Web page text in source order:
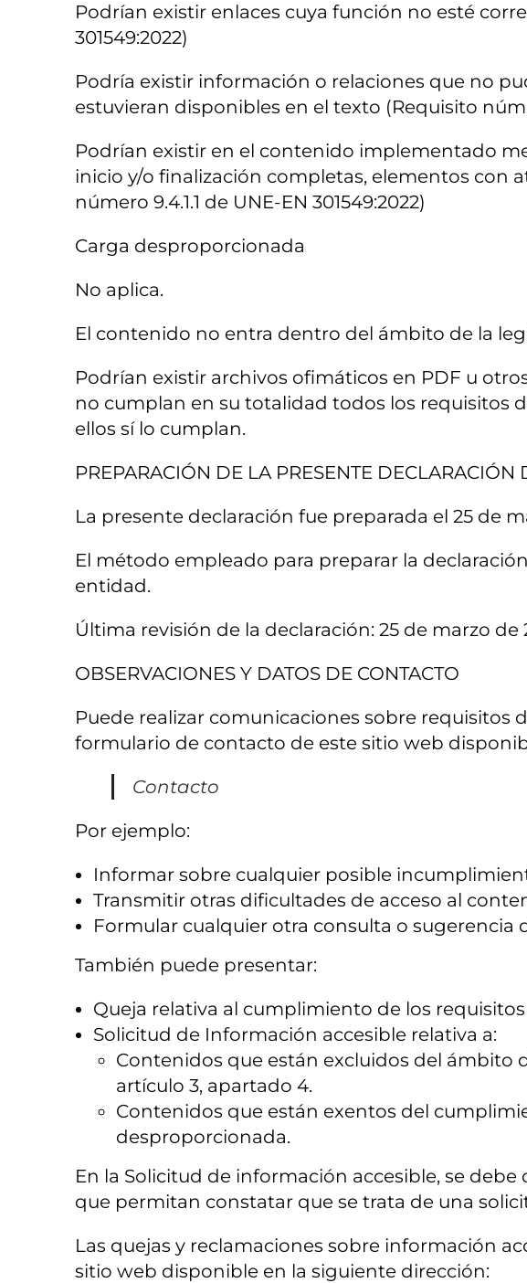
Podrían existir enlaces cuya función no esté
301549:2022)
Podría existir información o relaciones que no
estuvieran disponibles en el texto (Requisito
Podrían existir en el contenido implementado
inicio y/o finalización completas, elementos con
número 9.4.1.1 de UNE-EN 301549:2022)
Carga desproporcionada
No aplica.
El contenido no entra dentro del ámbito de la
Podrían existir archivos ofimáticos en PDF u
no cumplan en su totalidad todos los requisitos
ellos sí lo cumplan.
PREPARACIÓN DE LA PRESENTE DECLARACIÓN
La presente declaración fue preparada el 25 de
El método empleado para preparar la
entidad.
Última revisión de la declaración: 25 de marzo de
OBSERVACIONES Y DATOS DE CONTACTO
Puede realizar comunicaciones sobre requisitos
formulario de contacto de este sitio web
Contacto
Por ejemplo:
Informar sobre cualquier posible
Transmitir otras dificultades de acceso al
Formular cualquier otra consulta o sugerencia
También puede presentar:
Queja relativa al cumplimiento de los requisitos
Solicitud de Información accesible relativa a:
Contenidos que están excluidos del ámbito
artículo 3, apartado 4.
Contenidos que están exentos del
desproporcionada.
En la Solicitud de información accesible, se
que permitan constatar que se trata de una
Las quejas y reclamaciones sobre información
sitio web disponible en la siguiente dirección: